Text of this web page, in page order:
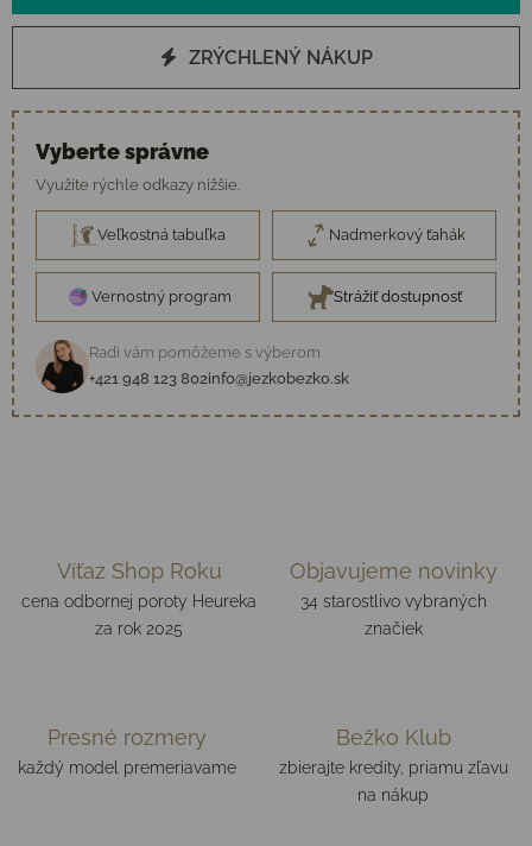
ZRÝCHLENÝ NÁKUP
Vyberte správne
Využite rýchle odkazy nižšie.
Veľkostná tabuľka Nadmerkový ťahák
Vernostný program Strážiť dostupnosť
Radi vám pomôžeme s výberom
+421 948 123 802info@jezkobezko.sk
Víťaz Shop Roku
cena odbornej poroty Heureka
za rok 2025
Objavujeme novinky
34 starostlivo vybraných
značiek
Presné rozmery
každý model premeriavame
Bežko Klub
zbierajte kredity, priamu zľavu
na nákup